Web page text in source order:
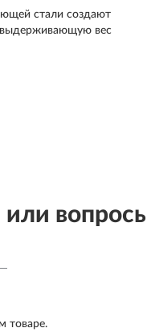
стали создают
выдерживающую вес
товаре.